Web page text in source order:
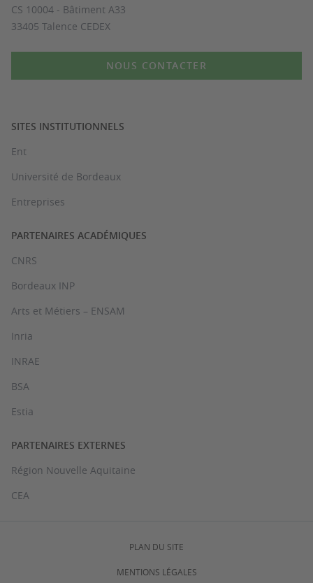
CS 10004 - Bâtiment A33
33405 Talence CEDEX
NOUS CONTACTER
SITES INSTITUTIONNELS
Ent
Université de Bordeaux
Entreprises
PARTENAIRES ACADÉMIQUES
CNRS
Bordeaux INP
Arts et Métiers – ENSAM
Inria
INRAE
BSA
Estia
PARTENAIRES EXTERNES
Région Nouvelle Aquitaine
CEA
PLAN DU SITE
MENTIONS LÉGALES